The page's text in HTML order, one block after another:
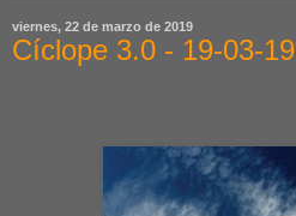
viernes, 22 de marzo de 2019
Cíclope 3.0 - 19-03-19